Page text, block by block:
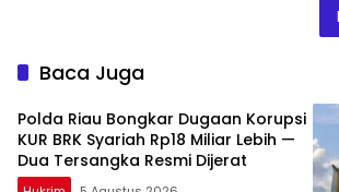
Baca Juga
Polda Riau Bongkar Dugaan Korupsi
KUR BRK Syariah Rp18 Miliar Lebih —
Dua Tersangka Resmi Dijerat